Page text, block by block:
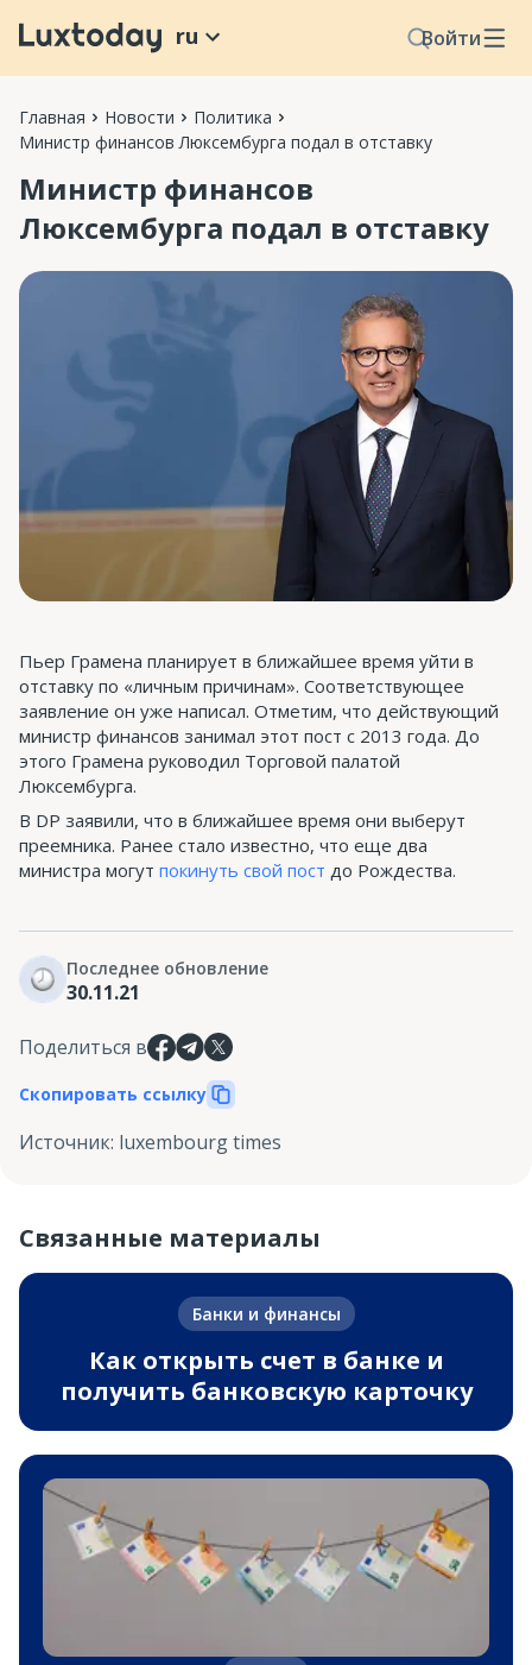
Войти
ru
Главная Новости
Политика
Министр финансов Люксембурга подал в отставку
Министр финансов
Люксембурга подал в отставку
Пьер Грамена планирует в ближайшее время уйти в
отставку по «личным причинам». Соответствующее
заявление он уже написал. Отметим, что действующий
министр финансов занимал этот пост с 2013 года. До
этого Грамена руководил Торговой палатой
Люксембурга.
В DP заявили, что в ближайшее время они выберут
преемника. Ранее стало известно, что еще два
министра могут покинуть свой пост до Рождества.
Последнее обновление
30.11.21
Поделиться в
Скопировать ссылку
Источник: luxembourg times
Связанные материалы
Банки и финансы
Как открыть счет в банке и
получить банковскую карточку